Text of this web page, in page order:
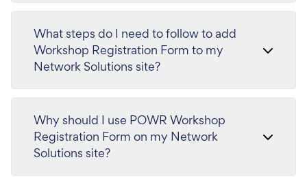
What steps do I need to follow to add
Workshop Registration Form to my
Network Solutions site?
Why should I use POWR Workshop
Registration Form on my Network
Solutions site?